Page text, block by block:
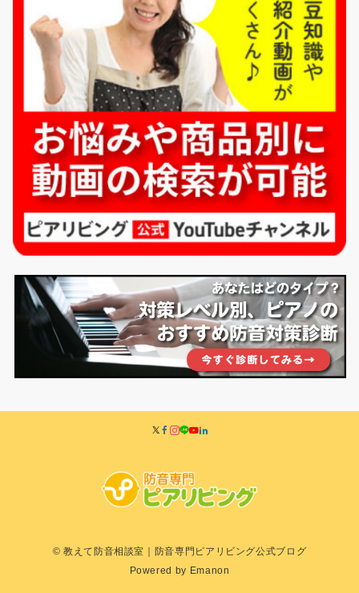
© 教えて防音相談室｜防音専門ピアリビング公式ブログ
Powered by Emanon